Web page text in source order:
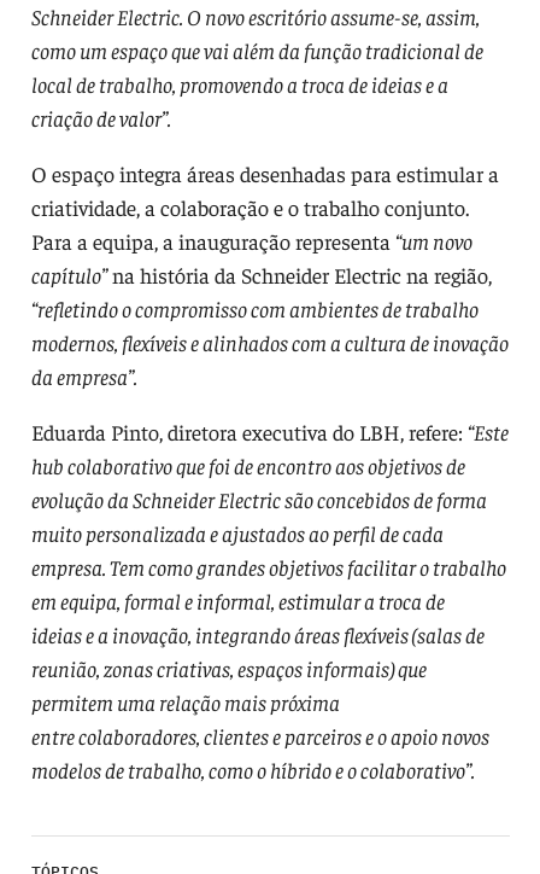
Schneider Electric. O novo escritório assume-se, assim,
como um espaço que vai além da função tradicional de
local de trabalho, promovendo a troca de ideias e a
criação de valor”.
O espaço integra áreas desenhadas para estimular a
criatividade, a colaboração e o trabalho conjunto.
Para a equipa, a inauguração representa “um novo
capítulo”na história da Schneider Electric na região,
“refletindo o compromisso com ambientes de trabalho
modernos, flexíveis e alinhados com a cultura de inovação
da empresa”.
Eduarda Pinto, diretora executiva do LBH, refere: “Este
hub colaborativo que foi de encontro aos objetivos de
evolução da Schneider Electric são concebidos de forma
muito personalizada e ajustados ao perfil de cada
empresa. Tem como grandes objetivos facilitar o trabalho
em equipa, formal e informal, estimular a troca de
ideias e a inovação, integrando áreas flexíveis (salas de
reunião, zonas criativas, espaços informais) que
permitem uma relação mais próxima
entre colaboradores, clientes e parceiros e o apoio novos
modelos de trabalho, como o híbrido e o colaborativo”.